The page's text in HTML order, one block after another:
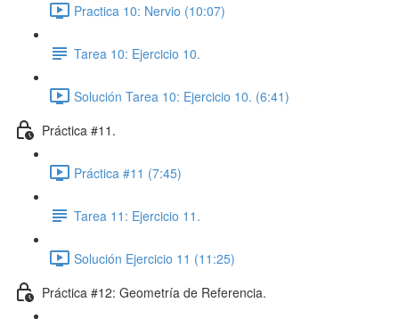
Practica 10: Nervio (10:07)
Tarea 10: Ejercicio 10.
Solución Tarea 10: Ejercicio 10. (6:41)
Práctica #11.
Práctica #11 (7:45)
Tarea 11: Ejercicio 11.
Solución Ejercicio 11 (11:25)
Práctica #12: Geometría de Referencia.